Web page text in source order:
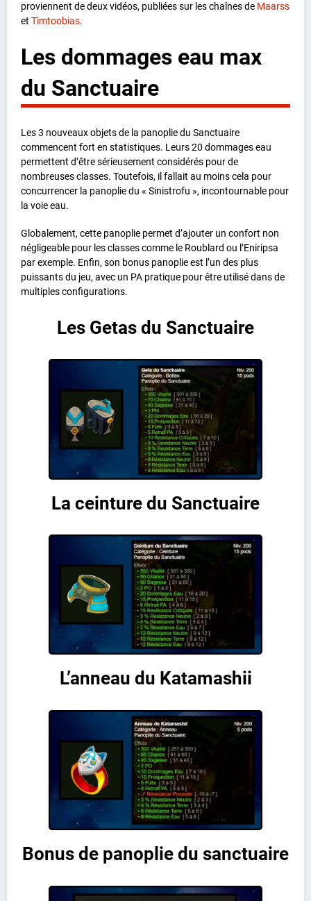
proviennent de deux vidéos, publiées sur les chaînes de Maarss
et Timtoobias.
Les dommages eau max
du Sanctuaire
Les 3 nouveaux objets de la panoplie du Sanctuaire
commencent fort en statistiques. Leurs 20 dommages eau
permettent d’être sérieusement considérés pour de
nombreuses classes. Toutefois, il fallait au moins cela pour
concurrencer la panoplie du « Sinistrofu », incontournable pour
la voie eau.
Globalement, cette panoplie permet d’ajouter un confort non
négligeable pour les classes comme le Roublard ou l’Eniripsa
par exemple. Enfin, son bonus panoplie est l’un des plus
puissants du jeu, avec un PA pratique pour être utilisé dans de
multiples configurations.
Les Getas du Sanctuaire
La ceinture du Sanctuaire
L’anneau du Katamashii
Bonus de panoplie du sanctuaire